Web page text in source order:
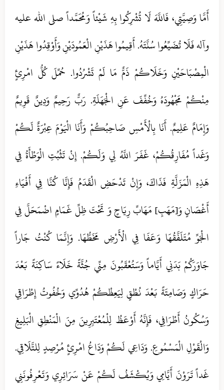
أَمَّا وَصِيَّتِي، فَاللَّهَ لَا تُشْرِكُوا بِهِ شَيْئاً وَمُحَمَّداً صلی الله علیه
وآله فَلَا تُضَيِّعُوا سُنَّتَهُ. أَقِيمُوا هَذَيْنِ الْعَمُودَيْنِ وَأَوْقِدُوا هَذَيْنِ
الْمِصْبَاحَيْنِ وَخَلَاكُمْ ذَمٌّ مَا لَمْ تَشْرُدُوا. حُمِّلَ كُلُّ امْرِئٍ
مِنْكُمْ مَجْهُودَهُ وَخُفِّفَ عَنِ الْجَهَلَةِ. رَبٌّ رَحِيمٌ وَدِينٌ قَوِيمٌ
وَإِمَامٌ عَلِيمٌ. أَنَا بِالْأَمْسِ صَاحِبُكُمْ وَأَنَا الْيَوْمَ عِبْرَةٌ لَكُمْ
وَغَداً مُفَارِقُكُمْ، غَفَرَ اللَّهُ لِي وَلَكُمْ. إِنْ تَثْبُتِ الْوَطْأَةُ فِي
هَذِهِ الْمَزَلَّةِ فَذَاكَ، وَإِنْ تَدْحَضِ الْقَدَمُ فَإِنَّا كُنَّا فِي أَفْيَاءِ
أَغْصَانٍ وَ[مَهَبِ] مَهَابِّ رِيَاحٍ وَ تَحْتَ ظِلِّ غَمَامٍ اضْمَحَلَّ فِي
الْجَوِّ مُتَلَفَّقُهَا وَعَفَا فِي الْأَرْضِ مَخَطُّهَا. وَإِنَّمَا كُنْتُ جَاراً
جَاوَرَكُمْ بَدَنِي أَيَّاماً وَسَتُعْقَبُونَ مِنِّي جُثَّةً خَلَاءً سَاكِنَةً بَعْدَ
حَرَاكٍ وَصَامِتَةً بَعْدَ نُطْقٍ لِيَعِظْكُمْ هُدُوِّي وَخُفُوتُ إِطْرَاقِي
وَسُكُونُ أَطْرَافِي، فَإِنَّهُ أَوْعَظُ لِلْمُعْتَبِرِينَ مِنَ الْمَنْطِقِ الْبَلِيغِ
وَالْقَوْلِ الْمَسْمُوعِ. وَدَاعِي لَكُمْ وَدَاعُ امْرِئٍ مُرْصِدٍ لِلتَّلَاقِي.
غَداً تَرَوْنَ أَيَّامِي وَيُكْشَفُ لَكُمْ عَنْ سَرَائِرِي وَتَعْرِفُونَنِي